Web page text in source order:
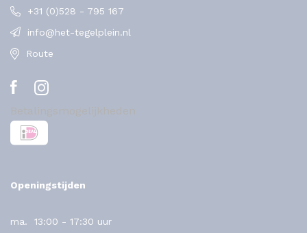
+31 (0)528 - 795 167
info@het-tegelplein.nl
Route
Openingstijden
ma. 13:00 - 17:30 uur